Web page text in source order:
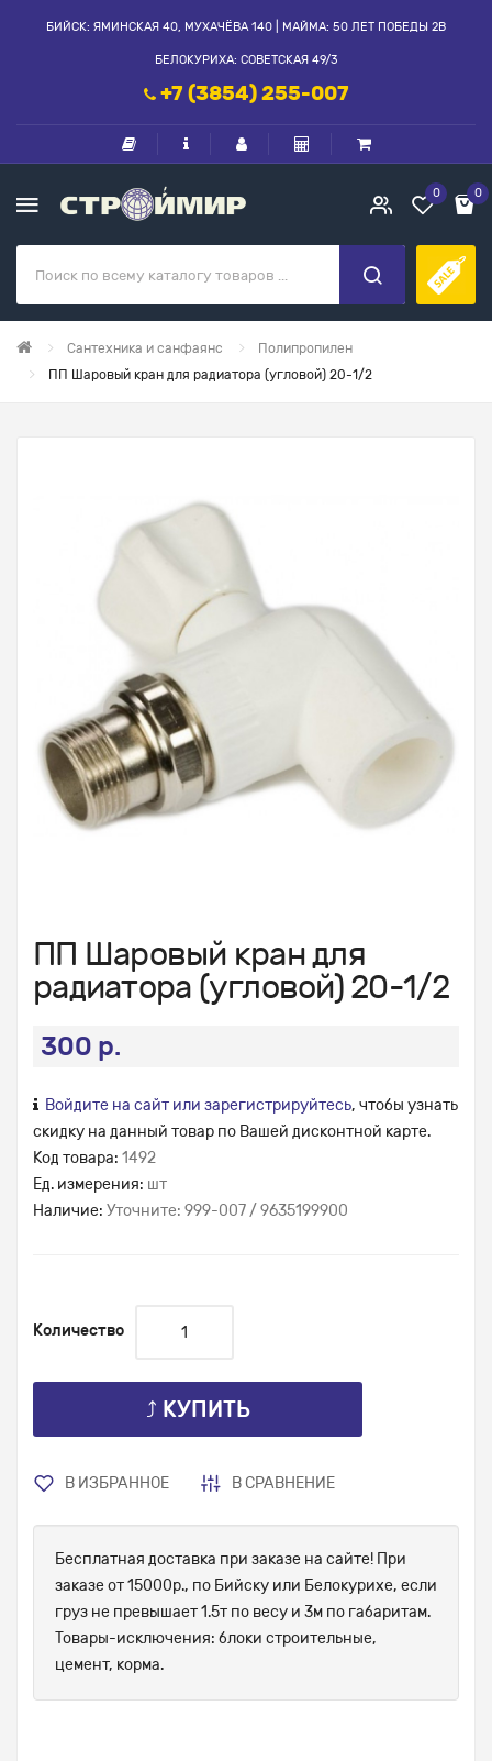
БИЙСК: ЯМИНСКАЯ 40, МУХАЧЁВА 140 | МАЙМА: 50 ЛЕТ ПОБЕДЫ 2В
БЕЛОКУРИХА: СОВЕТСКАЯ 49/3
+7 (3854) 255-007
0 0
Сантехника и санфаянс
Полипропилен
ПП Шаровый кран для радиатора (угловой) 20-1/2
ПП Шаровый кран для
радиатора (угловой) 20-1/2
300 р.
Войдите на сайт или зарегистрируйтесь, чтобы узнать
скидку на данный товар по Вашей дисконтной карте.
Код товара: 1492
Ед. измерения: шт
Наличие: Уточните: 999-007 / 9635199900
Количество
⤴ КУПИТЬ
В ИЗБРАННОЕ В СРАВНЕНИЕ
Бесплатная доставка при заказе на сайте! При
заказе от 15000р., по Бийску или Белокурихе, если
груз не превышает 1.5т по весу и 3м по габаритам.
Товары-исключения: блоки строительные,
цемент, корма.